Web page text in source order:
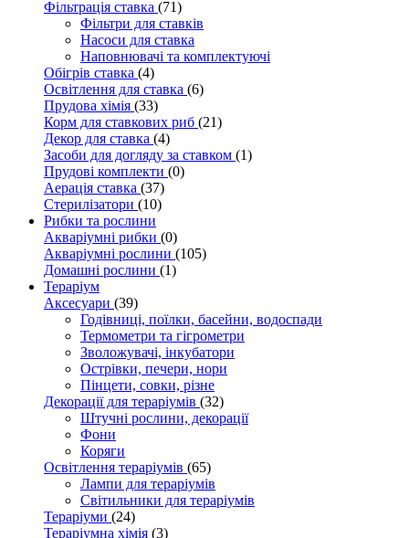
Фільтрація ставка (71)
Фільтри для ставків
Насоси для ставка
Наповнювачі та комплектуючі
Обігрів ставка (4)
Освітлення для ставка (6)
Прудова хімія (33)
Корм для ставкових риб (21)
Декор для ставка (4)
Засоби для догляду за ставком (1)
Прудові комплекти (0)
Аерація ставка (37)
Стерилізатори (10)
Рибки та рослини
Акваріумні рибки (0)
Акваріумні рослини (105)
Домашні рослини (1)
Тераріум
Аксесуари (39)
Годівниці, поїлки, басейни, водоспади
Термометри та гігрометри
Зволожувачі, інкубатори
Острівки, печери, нори
Пінцети, совки, різне
Декорації для тераріумів (32)
Штучні рослини, декорації
Фони
Коряги
Освітлення тераріумів (65)
Лампи для тераріумів
Світильники для тераріумів
Тераріуми (24)
Тераріумна хімія (3)